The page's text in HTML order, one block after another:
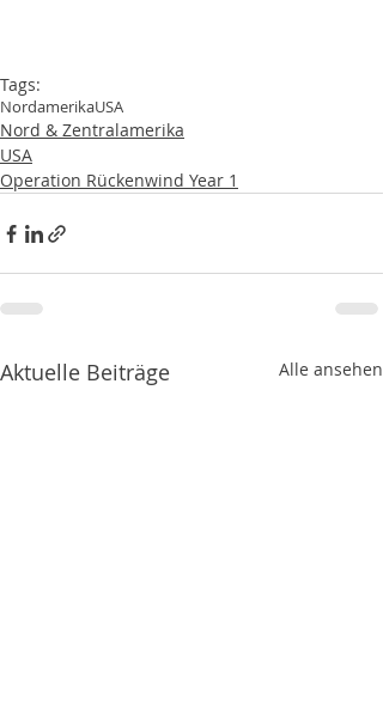
Tags:
NordamerikaUSA
Nord & Zentralamerika
USA
Operation Rückenwind Year 1
Aktuelle Beiträge Alle ansehen